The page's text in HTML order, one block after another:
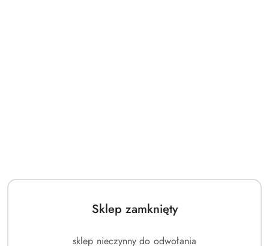
Sklep zamknięty
sklep nieczynny do odwołania